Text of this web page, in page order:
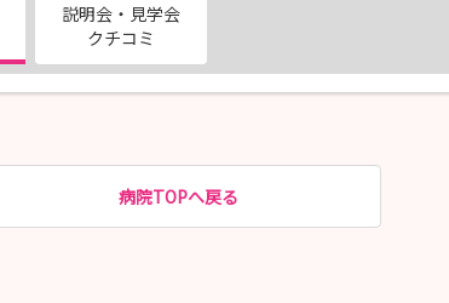
説明会・見学会
クチコミ
病院TOPへ戻る